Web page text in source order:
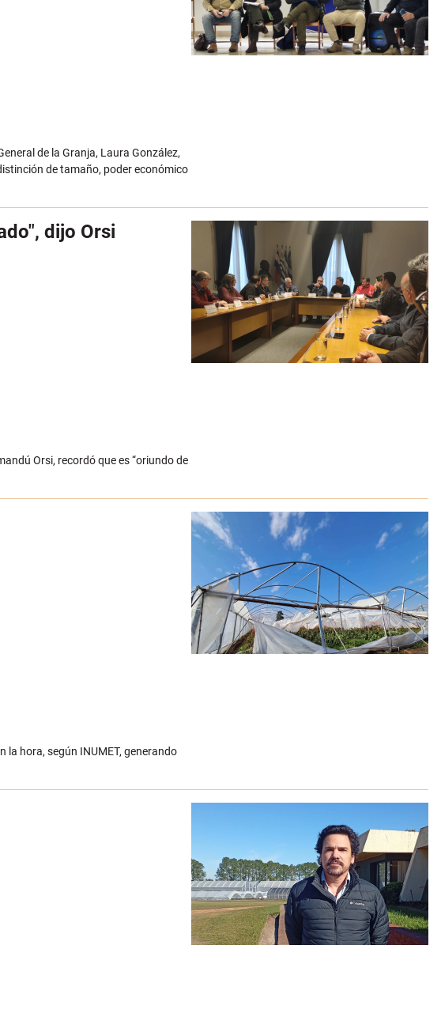
de la Granja, Laura González,
de tamaño, poder económico
dijo Orsi
Orsi, recordó que es “oriundo de
la hora, según INUMET, generando